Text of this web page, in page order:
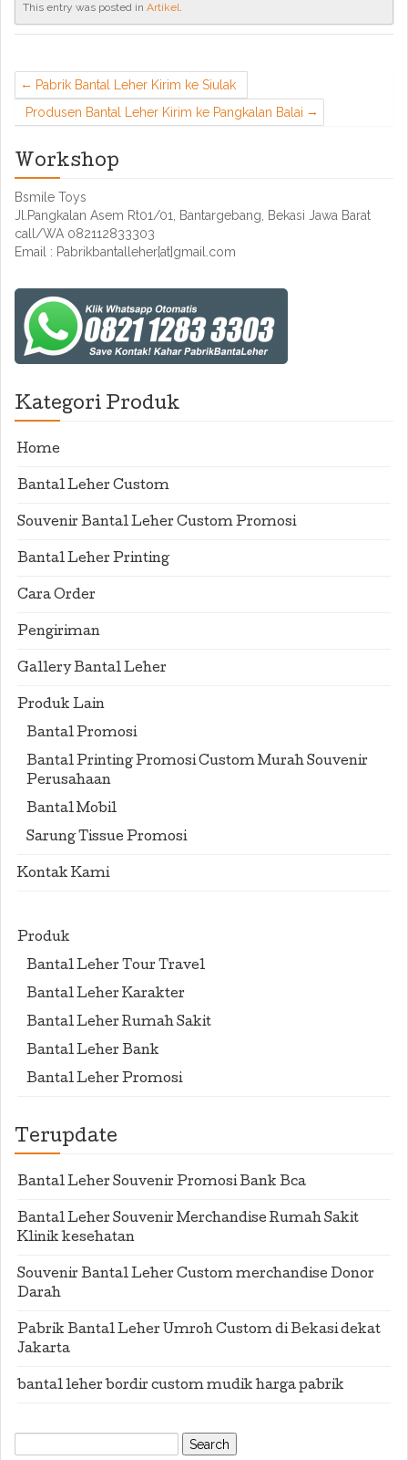
This entry was posted in Artikel.
Pabrik Bantal Leher Kirim ke Siulak
Produsen Bantal Leher Kirim ke Pangkalan Balai
Workshop
Bsmile Toys
Jl.Pangkalan Asem Rt01/01, Bantargebang, Bekasi Jawa Barat
call/WA 082112833303
Email : Pabrikbantalleher[at]gmail.com
Kategori Produk
Home
Bantal Leher Custom
Souvenir Bantal Leher Custom Promosi
Bantal Leher Printing
Cara Order
Pengiriman
Gallery Bantal Leher
Produk Lain
Bantal Promosi
Bantal Printing Promosi Custom Murah Souvenir
Perusahaan
Bantal Mobil
Sarung Tissue Promosi
Kontak Kami
Produk
Bantal Leher Tour Travel
Bantal Leher Karakter
Bantal Leher Rumah Sakit
Bantal Leher Bank
Bantal Leher Promosi
Terupdate
Bantal Leher Souvenir Promosi Bank Bca
Bantal Leher Souvenir Merchandise Rumah Sakit
Klinik kesehatan
Souvenir Bantal Leher Custom merchandise Donor
Darah
Pabrik Bantal Leher Umroh Custom di Bekasi dekat
Jakarta
bantal leher bordir custom mudik harga pabrik
Search